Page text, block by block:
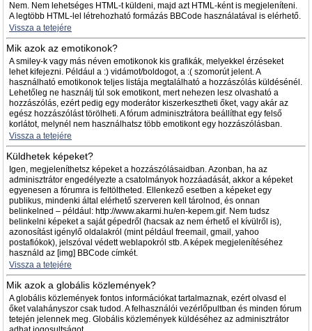
Nem. Nem lehetséges HTML-t küldeni, majd azt HTML-ként is megjeleníteni.
A legtöbb HTML-lel létrehozható formázás BBCode használatával is elérhető.
Vissza a tetejére
Mik azok az emotikonok?
A smiley-k vagy más néven emotikonok kis grafikák, melyekkel érzéseket
lehet kifejezni. Például a :) vidámot/boldogot, a :( szomorút jelent. A
használható emotikonok teljes listája megtalálható a hozzászólás küldésénél.
Lehetőleg ne használj túl sok emotikont, mert nehezen lesz olvasható a
hozzászólás, ezért pedig egy moderátor kiszerkesztheti őket, vagy akár az
egész hozzászólást törölheti. A fórum adminisztrátora beállíthat egy felső
korlátot, melynél nem használhatsz több emotikont egy hozzászólásban.
Vissza a tetejére
Küldhetek képeket?
Igen, megjeleníthetsz képeket a hozzászólásaidban. Azonban, ha az
adminisztrátor engedélyezte a csatolmányok hozzáadását, akkor a képeket
egyenesen a fórumra is feltöltheted. Ellenkező esetben a képeket egy
publikus, mindenki által elérhető szerveren kell tárolnod, és onnan
belinkelned – például: http://www.akarmi.hu/en-kepem.gif. Nem tudsz
belinkelni képeket a saját gépedről (hacsak az nem érhető el kívülről is),
azonosítást igénylő oldalakról (mint például freemail, gmail, yahoo
postafiókok), jelszóval védett weblapokról stb. A képek megjelenítéséhez
használd az [img] BBCode címkét.
Vissza a tetejére
Mik azok a globális közlemények?
A globális közlemények fontos információkat tartalmaznak, ezért olvasd el
őket valahányszor csak tudod. A felhasználói vezérlőpultban és minden fórum
tetején jelennek meg. Globális közlemények küldéséhez az adminisztrátor